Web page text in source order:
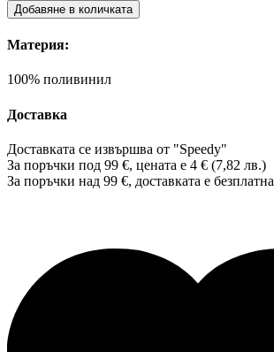
Добавяне в количката
Материя:
100% поливинил
Доставка
Доставката се извършва от "Speedy"
За поръчки под 99 €, цената е 4 € (7,82 лв.)
За поръчки над 99 €, доставката е безплатна